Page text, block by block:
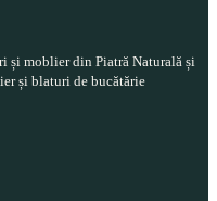
și moblier din Piatră Naturală și
și blaturi de bucătărie